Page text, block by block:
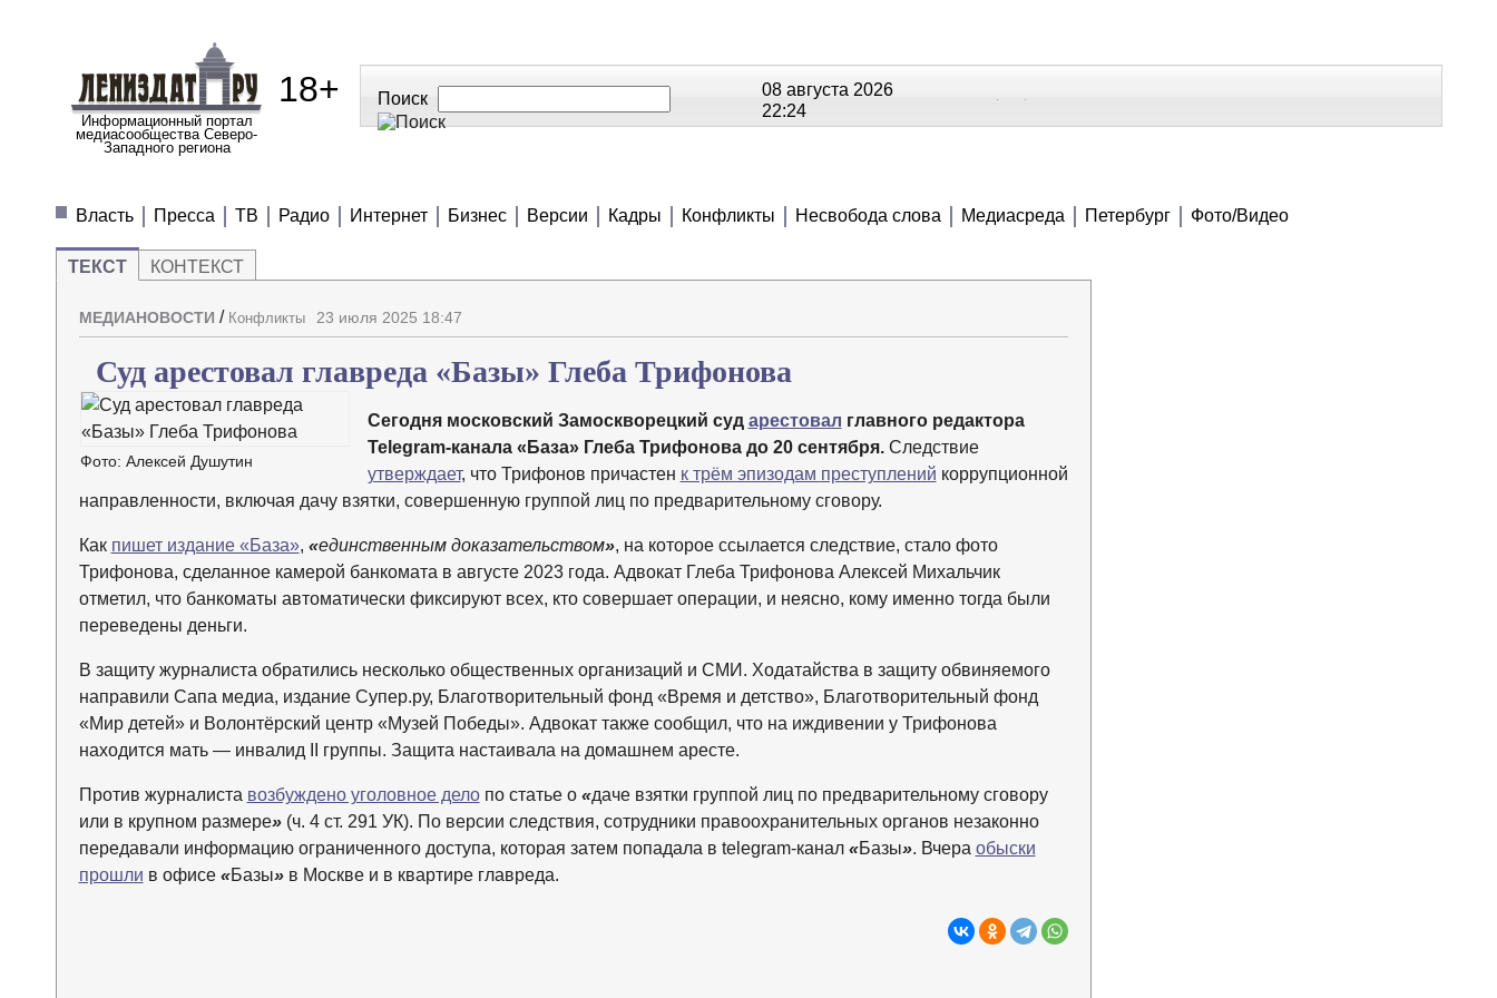
Информационный портал
медиасообщества Северо-
Западного региона
18+ Поиск
08 августа 2026
22:24
Власть
Пресса ТВ Радио Интернет Бизнес Версии Кадры Конфликты Несвобода слова Медиасреда Петербург Фото/Видео
ТЕКСТ КОНТЕКСТ
МЕДИАНОВОСТИ / Конфликты 23 июля 2025 18:47
Суд арестовал главреда «Базы» Глеба Трифонова
Фото: Алексей Душутин
Сегодня московский Замоскворецкий суд арестовал главного редактора
Telegram-канала «База» Глеба Трифонова до 20 сентября. Следствие
утверждает, что Трифонов причастен к трём эпизодам преступлений коррупционной
направленности, включая дачу взятки, совершенную группой лиц по предварительному сговору.
Как пишет издание «База», «единственным доказательством», на которое ссылается следствие, стало фото
Трифонова, сделанное камерой банкомата в августе 2023 года. Адвокат Глеба Трифонова Алексей Михальчик
отметил, что банкоматы автоматически фиксируют всех, кто совершает операции, и неясно, кому именно тогда были
переведены деньги.
В защиту журналиста обратились несколько общественных организаций и СМИ. Ходатайства в защиту обвиняемого
направили Сапа медиа, издание Супер.ру, Благотворительный фонд «Время и детство», Благотворительный фонд
«Мир детей» и Волонтёрский центр «Музей Победы». Адвокат также сообщил, что на иждивении у Трифонова
находится мать — инвалид II группы. Защита настаивала на домашнем аресте.
Против журналиста возбуждено уголовное делопо статье о «даче взятки группой лиц по предварительному сговору
или в крупном размере»(ч. 4 ст. 291 УК). По версии следствия, сотрудники правоохранительных органов незаконно
передавали информацию ограниченного доступа, которая затем попадала в telegram-канал «Базы». Вчера обыски
прошли в офисе «Базы»в Москве и в квартире главреда.